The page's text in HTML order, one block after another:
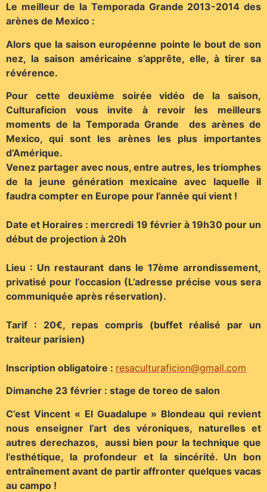
Le meilleur de la Temporada Grande 2013-2014 des
arènes de Mexico :
Alors que la saison européenne pointe le bout de son
nez, la saison américaine s’apprête, elle, à tirer sa
révérence.
Pour cette deuxième soirée vidéo de la saison,
Culturaficion vous invite à revoir les meilleurs
moments de la Temporada Grande des arènes de
Mexico, qui sont les arènes les plus importantes
d’Amérique.
Venez partager avec nous, entre autres, les triomphes
de la jeune génération mexicaine avec laquelle il
faudra compter en Europe pour l’année qui vient !
Date et Horaires : mercredi 19 février à 19h30 pour un
début de projection à 20h
Lieu : Un restaurant dans le 17ème arrondissement,
privatisé pour l’occasion (L’adresse précise vous sera
communiquée après réservation).
Tarif : 20€, repas compris (buffet réalisé par un
traiteur parisien)
Inscription obligatoire : resaculturaficion@gmail.com
Dimanche 23 février : stage de toreo de salon
C’est Vincent « El Guadalupe » Blondeau qui revient
nous enseigner l’art des véroniques, naturelles et
autres derechazos, aussi bien pour la technique que
l’esthétique, la profondeur et la sincérité. Un bon
entraînement avant de partir affronter quelques vacas
au campo !